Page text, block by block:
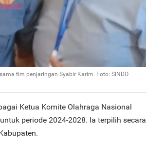
tim penjaringan Syabir Karim. Foto: SINDO
Ketua Komite Olahraga Nasional
periode 2024-2028. Ia terpilih secara